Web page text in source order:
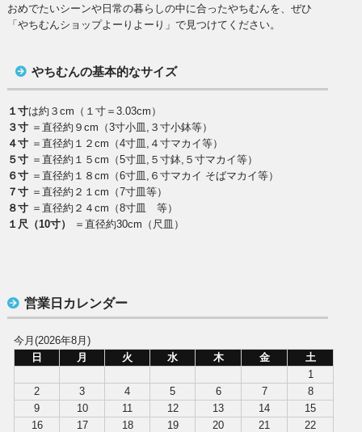
おめでたいシーンや日常の暮らしの中に合ったやちむんを、ぜひ
「やちむんショップよーりよーり」で見つけてください。
やちむんの基本的なサイズ
１寸は約３cm（１寸＝3.03cm）
３寸 ＝直径約９cm（3寸小皿,３寸小鉢等）
４寸 ＝直径約１２cm（4寸皿,４寸マカイ等）
５寸 ＝直径約１５cm（5寸皿,５寸鉢,５寸マカイ等）
６寸 ＝直径約１８cm（6寸皿,６寸マカイ そばマカイ等）
７寸 ＝直径約２１cm（7寸皿等）
８寸 ＝直径約２４cm（8寸皿 等）
１尺（10寸）
＝直径約30cm（尺皿）
営業日カレンダー
今月(2026年8月)
日
月 火 水 木 金
土
1
2
3 4 5 6 7
8
9
10 11 12 13 14
15
16
17 18 19 20 21
22